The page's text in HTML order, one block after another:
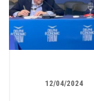
12/04/2024